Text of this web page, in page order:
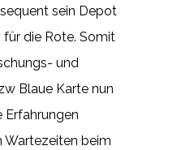
sein Depot
für die Rote. Somit
und
Blaue Karte nun
Erfahrungen
Wartezeiten beim